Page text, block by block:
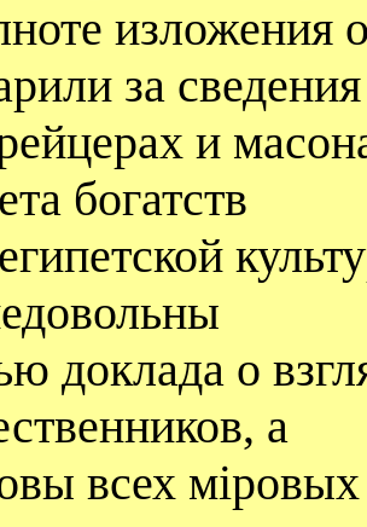
изложения
за
и
богатств
доклада о
а
всех